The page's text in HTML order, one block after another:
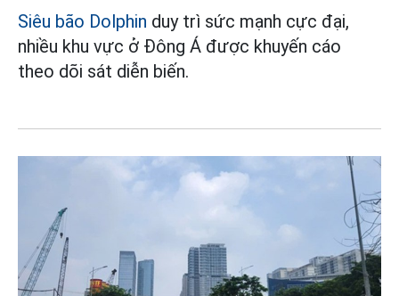
Siêu bão Dolphin duy trì sức mạnh cực đại,
nhiều khu vực ở Đông Á được khuyến cáo
theo dõi sát diễn biến.